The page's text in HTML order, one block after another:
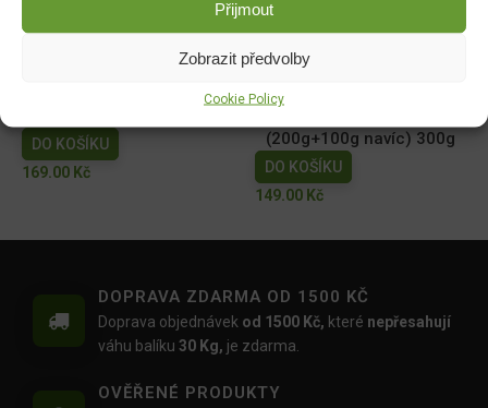
Přijmout
Zobrazit předvolby
Cookie Policy
DO KOŠÍKU
199.00
DO KOŠÍKU
169.00 Kč
(200g+100g navíc) 300g
DO KOŠÍKU
149.00 Kč
DOPRAVA ZDARMA OD 1500 KČ
Doprava objednávek od 1500 Kč, které nepřesahují
váhu balíku 30 Kg, je zdarma.
OVĚŘENÉ PRODUKTY